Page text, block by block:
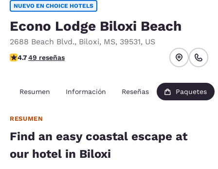
NUEVO EN CHOICE HOTELS
Econo Lodge Biloxi Beach
2688 Beach Blvd., Biloxi, MS, 39531, US
Calificación de 4.73 estrellas. Excepcional.
4.749 reseñas
Resumen Información Reseñas Paquetes
RESUMEN
Find an easy coastal escape at
our hotel in Biloxi